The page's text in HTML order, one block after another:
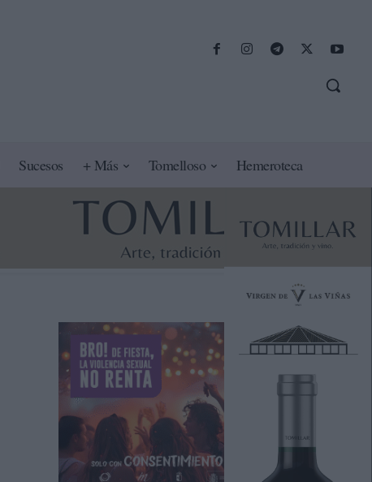
Sucesos + Más Tomelloso Hemeroteca